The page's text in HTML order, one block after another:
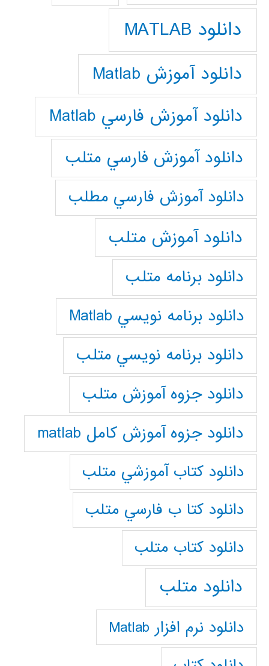
دانلود MATLAB
دانلود آموزش Matlab
دانلود آموزش فارسي Matlab
دانلود آموزش فارسي متلب
دانلود آموزش فارسي مطلب
دانلود آموزش متلب
دانلود برنامه متلب
دانلود برنامه نويسي Matlab
دانلود برنامه نويسي متلب
دانلود جزوه آموزش متلب
دانلود جزوه آموزش کامل matlab
دانلود كتاب آموزشي متلب
دانلود كتا ب فارسي متلب
دانلود كتاب متلب
دانلود متلب
دانلود نرم افزار Matlab